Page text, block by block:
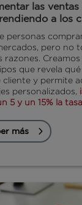
las ventas
a los
personas
pero no
razones.
que revela
cliente y permite
personalizados,
5 y un 15% la
más